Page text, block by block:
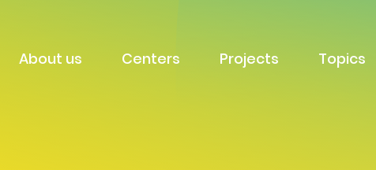
About us Centers Projects Topics